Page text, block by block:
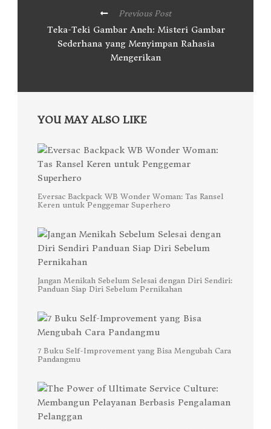
Previous Post
Teka-Teki Gambar Aneh: Misteri Gambar
Sederhana yang Menyimpan Rahasia
Mengerikan
YOU MAY ALSO LIKE
Eversac Backpack WB Wonder Woman: Tas Ransel
Keren untuk Penggemar Superhero
Jangan Menikah Sebelum Selesai dengan Diri Sendiri:
Panduan Siap Diri Sebelum Pernikahan
7 Buku Self-Improvement yang Bisa Mengubah Cara
Pandangmu